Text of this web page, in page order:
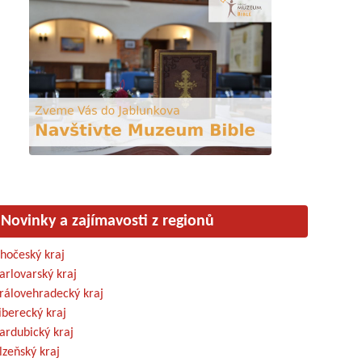
Novinky a zajímavosti z regionů
kraj
kraj
kraj
kraj
kraj
kraj